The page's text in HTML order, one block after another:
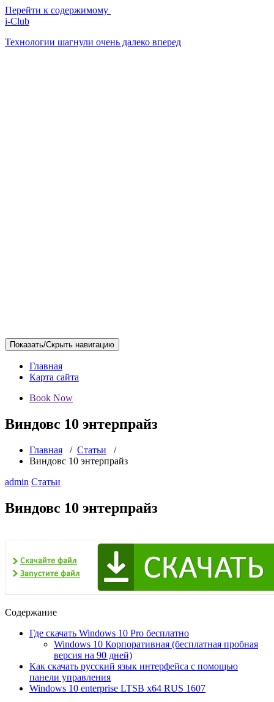
Перейти к содержимому
i-Club
Технологии шагнули очень далеко вперед
Показать/Скрыть навигацию
Главная
Карта сайта
Book Now
Виндовс 10 энтерпрайз
Главная / Статьи /
Виндовс 10 энтерпрайз
admin Статьи
Виндовс 10 энтерпрайз
Содержание
Где скачать Windows 10 Pro бесплатно
Windows 10 Корпоративная (бесплатная пробная
версия на 90 дней)
Как скачать русский язык интерфейса с помощью
панели управления
Windows 10 enterprise LTSB x64 RUS 1607